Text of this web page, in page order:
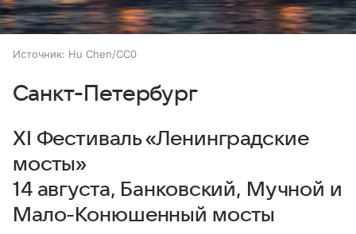
Источник: Hu Chen/CC0
Санкт-Петербург
XI Фестиваль «Ленинградские
мосты»
14 августа, Банковский, Мучной и
Мало-Конюшенный мосты